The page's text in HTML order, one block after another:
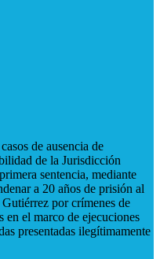
de ausencia de
de la Jurisdicción
sentencia, mediante
a 20 años de prisión al
por crímenes de
en el marco de ejecuciones
presentadas ilegítimamente